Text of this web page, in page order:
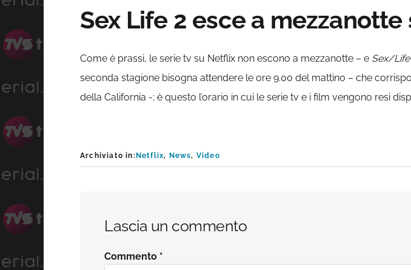
Sex Life 2 esce a
Come è prassi, le serie tv su Netflix non escono a mezzanotte – e Sex/Life
seconda stagione bisogna attendere le ore 9.00 del mattino – che
della California -; è questo l’orario in cui le serie tv e i film vengono resi
Archiviato in: Netflix, News, Video
Lascia un commento
Commento *